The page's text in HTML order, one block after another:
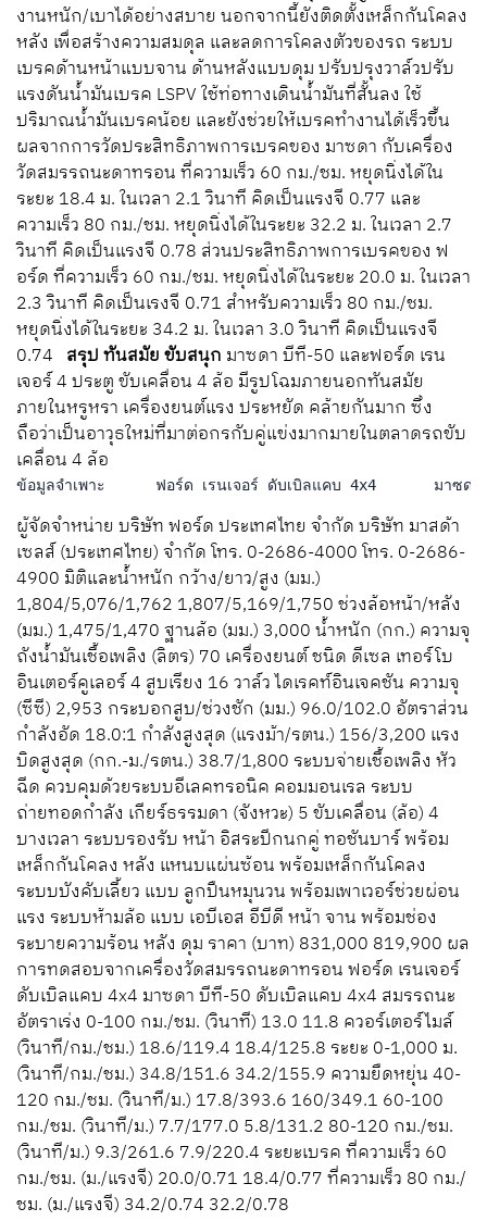
งานหนัก/เบาได้อย่างสบาย นอกจากนี้ยังติดตั้งเหล็กกันโคลง
หลัง เพื่อสร้างความสมดุล และลดการโคลงตัวของรถ ระบบ
เบรคด้านหน้าแบบจาน ด้านหลังแบบดุม ปรับปรุงวาล์วปรับ
แรงดันน้ำมันเบรค LSPV ใช้ท่อทางเดินน้ำมันที่สั้นลง ใช้
ปริมาณน้ำมันเบรคน้อย และยังช่วยให้เบรคทำงานได้เร็วขึ้น
ผลจากการวัดประสิทธิภาพการเบรคของ มาซดา กับเครื่อง
วัดสมรรถนะดาทรอน ที่ความเร็ว 60 กม./ชม. หยุดนิ่งได้ใน
ระยะ 18.4 ม. ในเวลา 2.1 วินาที คิดเป็นแรงจี 0.77 และ
ความเร็ว 80 กม./ชม. หยุดนิ่งได้ในระยะ 32.2 ม. ในเวลา 2.7
วินาที คิดเป็นแรงจี 0.78 ส่วนประสิทธิภาพการเบรคของ ฟ
อร์ด ที่ความเร็ว 60 กม./ชม. หยุดนิ่งได้ในระยะ 20.0 ม. ในเวลา
2.3 วินาที คิดเป็นเรงจี 0.71 สำหรับความเร็ว 80 กม./ชม.
หยุดนิ่งได้ในระยะ 34.2 ม. ในเวลา 3.0 วินาที คิดเป็นแรงจี
0.74 สรุปทันสมัย ขับสนุก มาซดา บีที-50 และฟอร์ด เรน
เจอร์ 4 ประตู ขับเคลื่อน 4 ล้อ มีรูปโฉมภายนอกทันสมัย
ภายในหรูหรา เครื่องยนต์แรง ประหยัด คล้ายกันมาก ซึ่ง
ถือว่าเป็นอาวุธใหม่ที่มาต่อกรกับคู่แข่งมากมายในตลาดรถขับ
เคลื่อน 4 ล้อ
ข้อมูลจำเพาะ 	ฟ
ผู้จัดจำหน่าย บริษัท ฟอร์ด ประเทศไทย จำกัด บริษัท มาสด้า
เซลส์ (ประเทศไทย) จำกัด โทร. 0-2686-4000 โทร. 0-2686-
4900 มิติและน้ำหนัก กว้าง/ยาว/สูง (มม.)
1,804/5,076/1,762 1,807/5,169/1,750 ช่วงล้อหน้า/หลัง
(มม.) 1,475/1,470 ฐานล้อ (มม.) 3,000 น้ำหนัก (กก.) ความจุ
ถังน้ำมันเชื้อเพลิง (ลิตร) 70 เครื่องยนต์ ชนิด ดีเซล เทอร์โบ
อินเตอร์คูเลอร์ 4 สูบเรียง 16 วาล์ว ไดเรคท์อินเจคชัน ความจุ
(ซีซี) 2,953 กระบอกสูบ/ช่วงชัก (มม.) 96.0/102.0 อัตราส่วน
กำลังอัด 18.0:1 กำลังสูงสุด (แรงม้า/รตน.) 156/3,200 แรง
บิดสูงสุด (กก.-ม./รตน.) 38.7/1,800 ระบบจ่ายเชื้อเพลิง หัว
ฉีด ควบคุมด้วยระบบอีเลคทรอนิค คอมมอนเรล ระบบ
ถ่ายทอดกำลัง เกียร์ธรรมดา (จังหวะ) 5 ขับเคลื่อน (ล้อ) 4
บางเวลา ระบบรองรับ หน้า อิสระปีกนกคู่ ทอชันบาร์ พร้อม
เหล็กกันโคลง หลัง แหนบแผ่นซ้อน พร้อมเหล็กกันโคลง
ระบบบังคับเลี้ยว แบบ ลูกปืนหมุนวน พร้อมเพาเวอร์ช่วยผ่อน
แรง ระบบห้ามล้อ แบบ เอบีเอส อีบีดี หน้า จาน พร้อมช่อง
ระบายความร้อน หลัง ดุม ราคา (บาท) 831,000 819,900 ผล
การทดสอบจากเครื่องวัดสมรรถนะดาทรอน ฟอร์ด เรนเจอร์
ดับเบิลแคบ 4x4 มาซดา บีที-50 ดับเบิลแคบ 4x4 สมรรถนะ
อัตราเร่ง 0-100 กม./ชม. (วินาที) 13.0 11.8 ควอร์เตอร์ไมล์
(วินาที/กม./ชม.) 18.6/119.4 18.4/125.8 ระยะ 0-1,000 ม.
(วินาที/กม./ชม.) 34.8/151.6 34.2/155.9 ความยืดหยุ่น 40-
120 กม./ชม. (วินาที/ม.) 17.8/393.6 160/349.1 60-100
กม./ชม. (วินาที/ม.) 7.7/177.0 5.8/131.2 80-120 กม./ชม.
(วินาที/ม.) 9.3/261.6 7.9/220.4 ระยะเบรค ที่ความเร็ว 60
กม./ชม. (ม./แรงจี) 20.0/0.71 18.4/0.77 ที่ความเร็ว 80 กม./
ชม. (ม./แรงจี) 34.2/0.74 32.2/0.78